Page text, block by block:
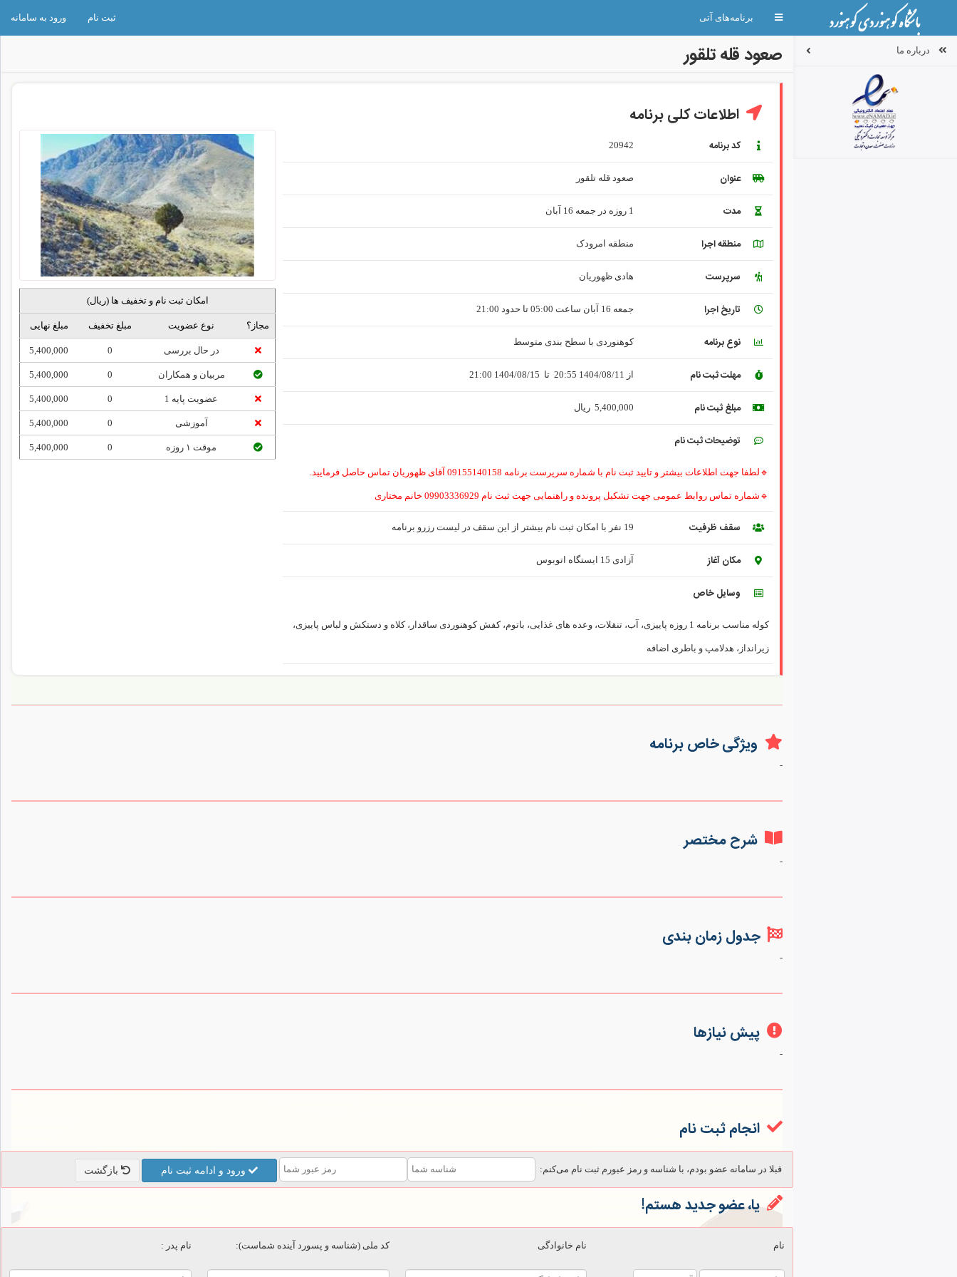
Toggleبرنامه‌های آتی ورود به سامانه ثبت نام
درباره ما صعود قله تلقور
اطلاعات کلی برنامه
کد برنامه 20942
عنوان صعود قله تلقور
مدت 1 روزه در جمعه 16 آبان
منطقه اجرا منطقه امرودک
سرپرست هادی ظهوریان
تاریخ اجرا جمعه 16 آبان ساعت 05:00 تا حدود 21:00
نوع برنامه کوهنوردی با سطح بندی متوسط
مهلت ثبت نام از 1404/08/11 20:55 تا 1404/08/15 21:00
مبلغ ثبت نام 5,400,000 ریال
توضیحات ثبت نام
🔹لطفا جهت اطلاعات بیشتر و تایید ثبت نام با شماره سرپرست برنامه 09155140158 آقای ظهوریان تماس حاصل فرمایید.
🔹شماره تماس روابط عمومی جهت تشکیل پرونده و راهنمایی جهت ثبت نام 09903336929 خانم مختاری
سقف ظرفیت 19 نفر با امکان ثبت نام بیشتر از این سقف در لیست رزرو برنامه
مکان آغاز آزادی 15 ایستگاه اتوبوس
وسایل خاص
کوله مناسب برنامه 1 روزه پاییزی، آب، تنقلات، وعده های غذایی، باتوم، کفش کوهنوردی ساقدار، کلاه و دستکش و لباس پاییزی،
زیرانداز، هدلامپ و باطری اضافه
امکان ثبت نام و تخفیف ‍‌ها (ریال)
مجاز؟ نوع عضویت مبلغ تخفیف مبلغ نهایی
در حال بررسی 0
5,400,000
مربیان و همکاران 0
5,400,000
عضویت پایه 1 0
5,400,000
آموزشی 0
5,400,000
موقت ۱ روزه 0
5,400,000
ویژگی خاص برنامه
-
شرح مختصر
-
جدول زمان بندی
-
پیش نیازها
-
انجام ثبت نام
قبلا در سامانه عضو بودم، با شناسه و رمز عبورم ثبت نام می‌کنم: ورود و ادامه ثبت نام بازگشت
یا، عضو جدید هستم!
نام نام خانوادگی کد ملی (شناسه و پسورد آینده شماست): نام پدر :